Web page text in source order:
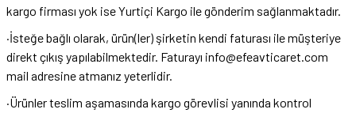
kargo firması yok ise Yurtiçi Kargo ile gönderim sağlanmaktadır.
·İsteğe bağlı olarak, ürün(ler) şirketin kendi faturası ile müşteriye
direkt çıkış yapılabilmektedir. Faturayı info@efeavticaret.com
mail adresine atmanız yeterlidir.
·Ürünler teslim aşamasında kargo görevlisi yanında kontrol